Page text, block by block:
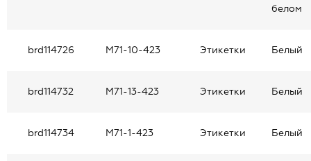
белом
brd114726 M71-10-423 Этикетки Белый
brd114732 M71-13-423 Этикетки Белый
brd114734 M71-1-423 Этикетки Белый